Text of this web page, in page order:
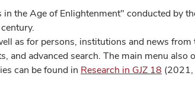
the Age of Enlightenment" conducted by
as for persons, institutions and news
advanced search. The main menu also
can be found in Research in GJZ 18 (2021,